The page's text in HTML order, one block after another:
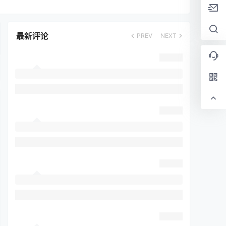
最新评论 PREV NEXT